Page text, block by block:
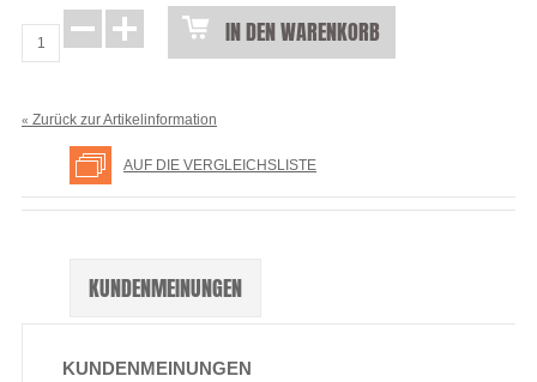
IN DEN WARENKORB
« Zurück zur Artikelinformation
AUF DIE VERGLEICHSLISTE
KUNDENMEINUNGEN
KUNDENMEINUNGEN